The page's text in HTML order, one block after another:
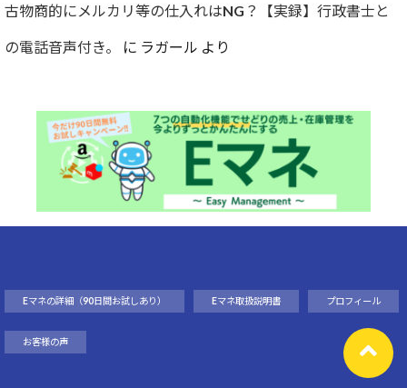
古物商的にメルカリ等の仕入れはNG？【実録】行政書士と
の電話音声付き。 に ラガール より
Eマネの詳細（90日間お試しあり） Eマネ取扱説明書 プロフィール
お客様の声